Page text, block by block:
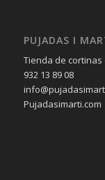
PUJADAS I
Tienda de cortinas
932 13 89 08
Pujadasimarti.com